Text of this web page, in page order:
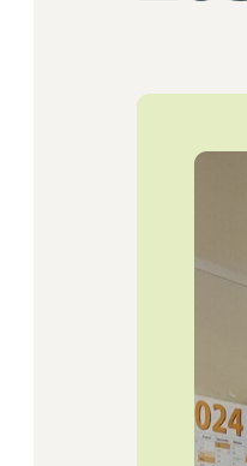
Intern